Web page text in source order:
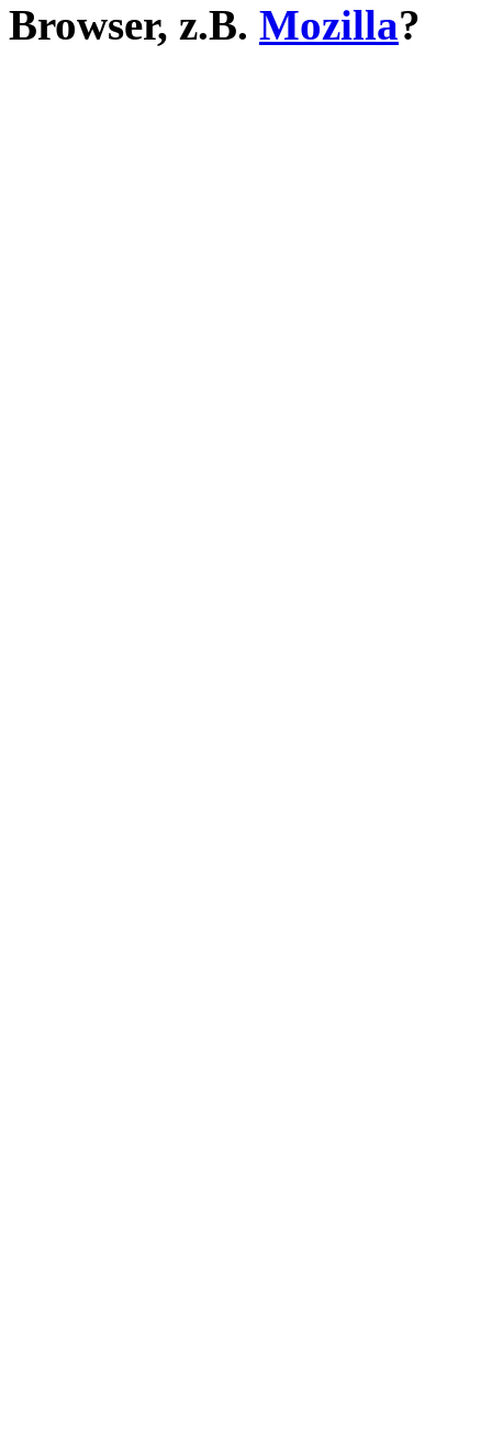
Browser, z.B. Mozilla?